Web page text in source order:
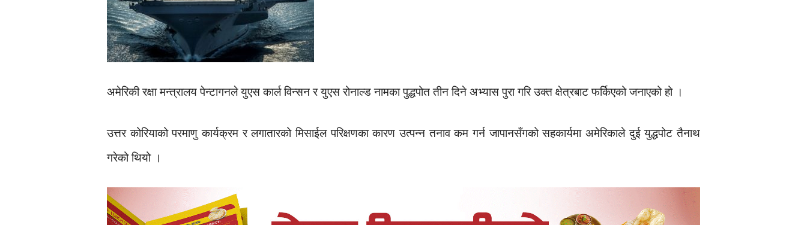
अमेरिकी रक्षा मन्त्रालय पेन्टागनले युएस कार्ल विन्सन र युएस रोनाल्ड नामका पुद्धपोत तीन दिने अभ्यास पुरा गरि उक्त क्षेत्रबाट फर्किएको जनाएको हो ।
उत्तर कोरियाको परमाणु कार्यक्रम र लगातारको मिसाईल परिक्षणका कारण उत्पन्न तनाव कम गर्न जापानसँगको सहकार्यमा अमेरिकाले दुई युद्धपोट तैनाथ
गरेको थियो ।